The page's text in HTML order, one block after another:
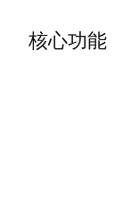
核心功能